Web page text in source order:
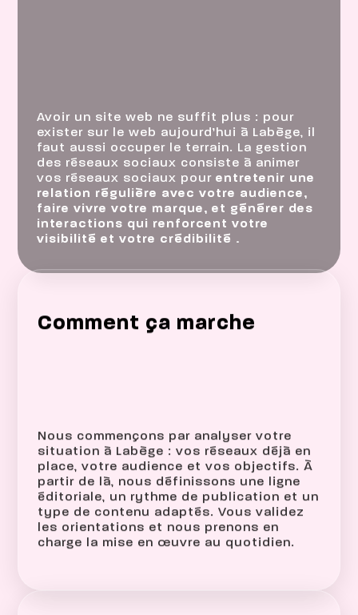
Avoir un site web ne suffit plus : pour
exister sur le web aujourd’hui à Labège, il
faut aussi occuper le terrain. La gestion
des réseaux sociaux consiste à animer
vos réseaux sociaux pourentretenir une
relation régulière avec votre audience,
faire vivre votre marque, et générer des
interactions qui renforcent votre
visibilité et votre crédibilité .
Comment ça marche
Nous commençons par analyser votre
situation à Labège : vos réseaux déjà en
place, votre audience et vos objectifs. À
partir de là, nous définissons une ligne
éditoriale, un rythme de publication et un
type de contenu adaptés. Vous validez
les orientations et nous prenons en
charge la mise en œuvre au quotidien.